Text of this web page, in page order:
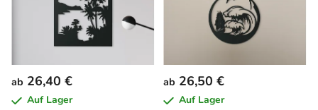
ab 26,40 €
Auf Lager
ab 26,50 €
Auf Lager